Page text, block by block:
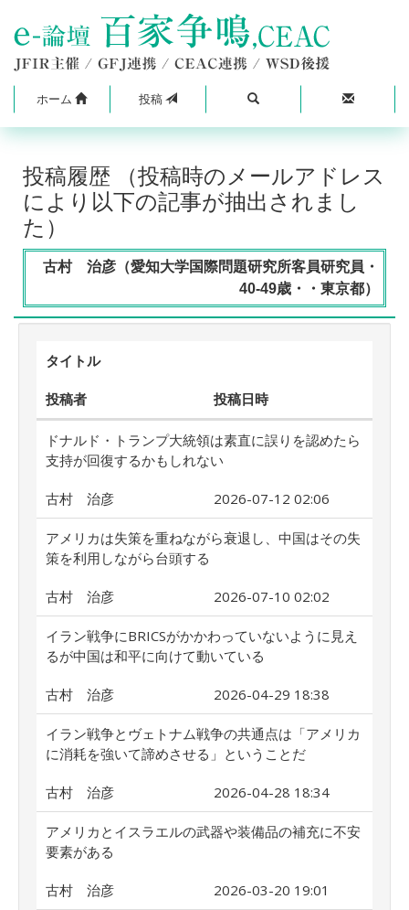
ホーム 投稿
投稿履歴 （投稿時のメールアドレス
により以下の記事が抽出されまし
た）
古村 治彦（愛知大学国際問題研究所客員研究員・
40-49歳・・東京都）
タイトル
投稿者 投稿日時
ドナルド・トランプ大統領は素直に誤りを認めたら
支持が回復するかもしれない
古村 治彦 2026-07-12 02:06
アメリカは失策を重ねながら衰退し、中国はその失
策を利用しながら台頭する
古村 治彦 2026-07-10 02:02
イラン戦争にBRICSがかかわっていないように見え
るが中国は和平に向けて動いている
古村 治彦 2026-04-29 18:38
イラン戦争とヴェトナム戦争の共通点は「アメリカ
に消耗を強いて諦めさせる」ということだ
古村 治彦 2026-04-28 18:34
アメリカとイスラエルの武器や装備品の補充に不安
要素がある
古村 治彦 2026-03-20 19:01